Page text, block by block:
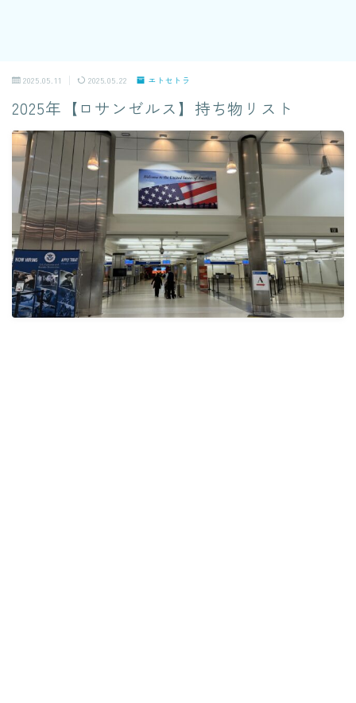
2025.05.11 2025.05.22 エトセトラ
2025年【ロサンゼルス】持ち物リスト